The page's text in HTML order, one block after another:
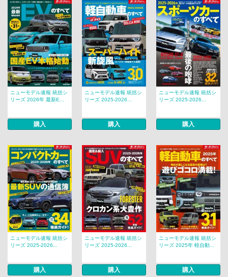
ニューモデル速報 統括シ
リーズ 2026年 最新E...
購入
ニューモデル速報 統括シ
リーズ 2025-2026...
購入
ニューモデル速報 統括シ
リーズ 2025-2026...
購入
ニューモデル速報 統括シ
リーズ 2025-2026...
購入
ニューモデル速報 統括シ
リーズ 2025-2026...
購入
ニューモデル速報 統括シ
リーズ 2025年 軽自動...
購入